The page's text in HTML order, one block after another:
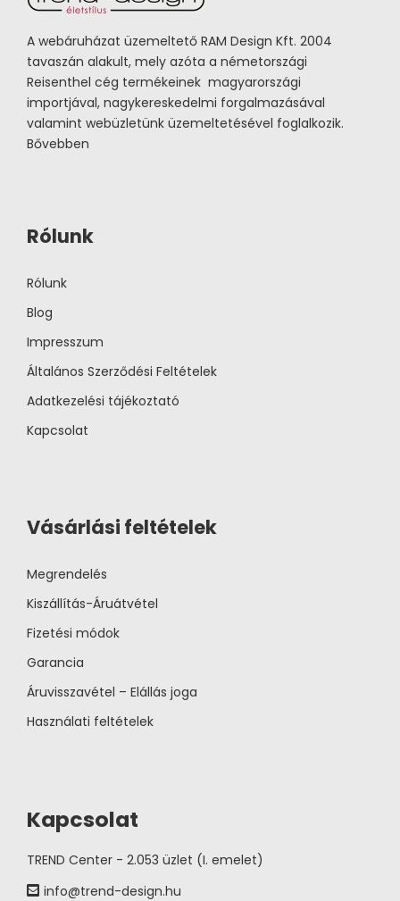
A webáruházat üzemeltető RAM Design Kft. 2004
tavaszán alakult, mely azóta a németországi
Reisenthel cég termékeinek magyarországi
importjával, nagykereskedelmi forgalmazásával
valamint webüzletünk üzemeltetésével foglalkozik.
Bővebben
Rólunk
Rólunk
Blog
Impresszum
Általános Szerződési Feltételek
Adatkezelési tájékoztató
Kapcsolat
Vásárlási feltételek
Megrendelés
Kiszállítás-Áruátvétel
Fizetési módok
Garancia
Áruvisszavétel – Elállás joga
Használati feltételek
Kapcsolat
TREND Center - 2.053 üzlet (I. emelet)
info@trend-design.hu